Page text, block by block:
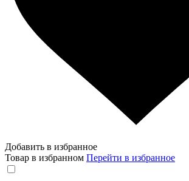
Добавить в избранное
Товар в избранном Перейти в избранное